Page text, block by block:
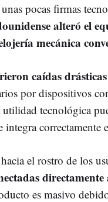
pocas firmas
alteró el
mecánica
caídas
por dispositivos
tecnológica
integra correctamente
el rostro de los
directamente
es masivo